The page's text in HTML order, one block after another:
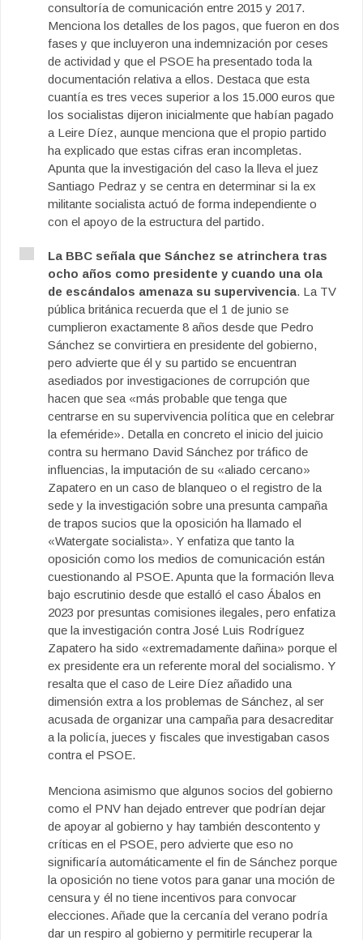
consultoría de comunicación entre 2015 y 2017.
Menciona los detalles de los pagos, que fueron en dos
fases y que incluyeron una indemnización por ceses
de actividad y que el PSOE ha presentado toda la
documentación relativa a ellos. Destaca que esta
cuantía es tres veces superior a los 15.000 euros que
los socialistas dijeron inicialmente que habían pagado
a Leire Díez, aunque menciona que el propio partido
ha explicado que estas cifras eran incompletas.
Apunta que la investigación del caso la lleva el juez
Santiago Pedraz y se centra en determinar si la ex
militante socialista actuó de forma independiente o
con el apoyo de la estructura del partido.
La BBC señala que Sánchez se atrinchera tras
ocho años como presidente y cuando una ola
de escándalos amenaza su supervivencia. La TV
pública británica recuerda que el 1 de junio se
cumplieron exactamente 8 años desde que Pedro
Sánchez se convirtiera en presidente del gobierno,
pero advierte que él y su partido se encuentran
asediados por investigaciones de corrupción que
hacen que sea «más probable que tenga que
centrarse en su supervivencia política que en celebrar
la efeméride». Detalla en concreto el inicio del juicio
contra su hermano David Sánchez por tráfico de
influencias, la imputación de su «aliado cercano»
Zapatero en un caso de blanqueo o el registro de la
sede y la investigación sobre una presunta campaña
de trapos sucios que la oposición ha llamado el
«Watergate socialista». Y enfatiza que tanto la
oposición como los medios de comunicación están
cuestionando al PSOE. Apunta que la formación lleva
bajo escrutinio desde que estalló el caso Ábalos en
2023 por presuntas comisiones ilegales, pero enfatiza
que la investigación contra José Luis Rodríguez
Zapatero ha sido «extremadamente dañina» porque el
ex presidente era un referente moral del socialismo. Y
resalta que el caso de Leire Díez añadido una
dimensión extra a los problemas de Sánchez, al ser
acusada de organizar una campaña para desacreditar
a la policía, jueces y fiscales que investigaban casos
contra el PSOE.
Menciona asimismo que algunos socios del gobierno
como el PNV han dejado entrever que podrían dejar
de apoyar al gobierno y hay también descontento y
críticas en el PSOE, pero advierte que eso no
significaría automáticamente el fin de Sánchez porque
la oposición no tiene votos para ganar una moción de
censura y él no tiene incentivos para convocar
elecciones. Añade que la cercanía del verano podría
dar un respiro al gobierno y permitirle recuperar la